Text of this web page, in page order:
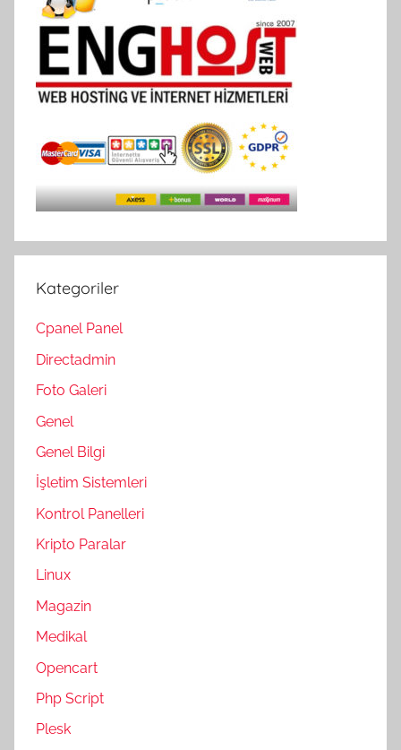
Kategoriler
Cpanel Panel
Directadmin
Foto Galeri
Genel
Genel Bilgi
İşletim Sistemleri
Kontrol Panelleri
Kripto Paralar
Linux
Magazin
Medikal
Opencart
Php Script
Plesk